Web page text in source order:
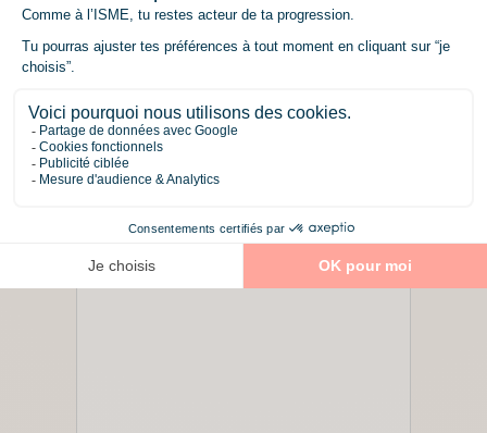
Sélectionne une formation
Un mot à ajouter sur ton projet ou ta
recherche ?